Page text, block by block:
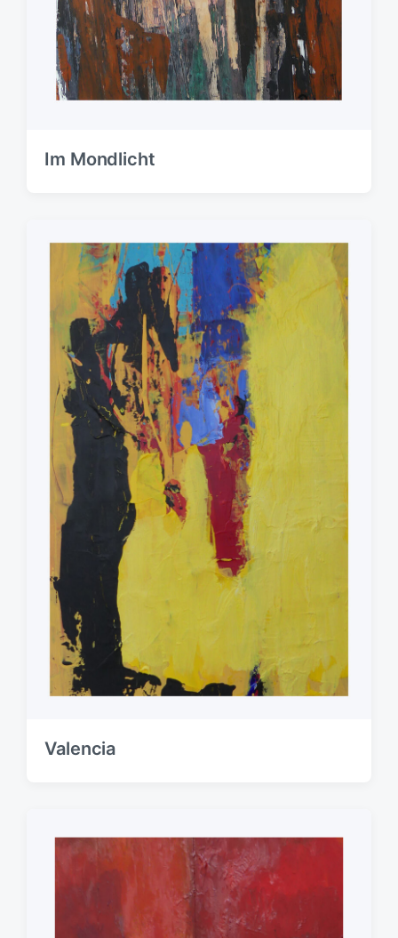
Im Mondlicht
Valencia